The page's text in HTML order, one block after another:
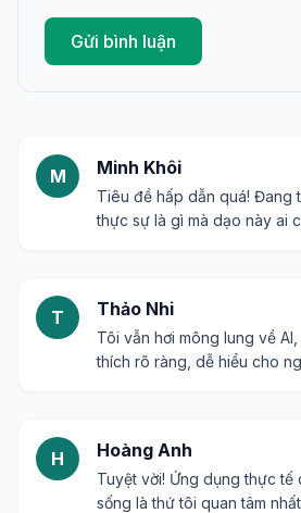
Gửi bình luận
M Minh Khôi
Tiêu đề hấp dẫn quá! Đang
thực sự là gì mà dạo này ai
T Thảo Nhi
Tôi vẫn hơi mông lung về
thích rõ ràng, dễ hiểu cho
H Hoàng Anh
Tuyệt vời! Ứng dụng thực tế
sống là thứ tôi quan tâm